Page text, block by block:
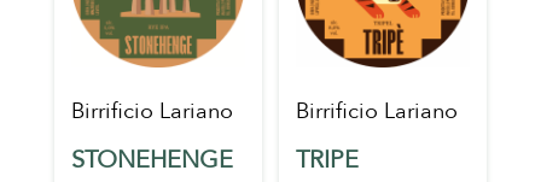
Birrificio Lariano
STONEHENGE
Birrificio Lariano
TRIPE